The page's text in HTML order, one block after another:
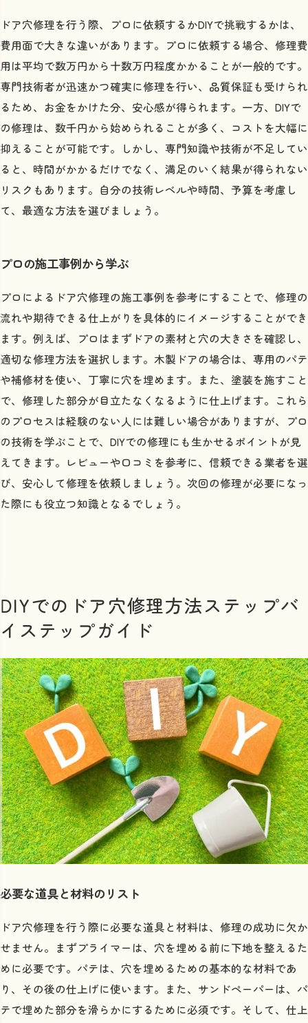
ドア穴修理を行う際、プロに依頼するかDIYで挑戦するかは、
費用面で大きな違いがあります。プロに依頼する場合、修理費
用は平均で数万円から十数万円程度かかることが一般的です。
専門技術者が迅速かつ確実に修理を行い、品質保証も受けられ
るため、お金をかけた分、安心感が得られます。一方、DIYで
の修理は、数千円から始められることが多く、コストを大幅に
抑えることが可能です。しかし、専門知識や技術が不足してい
ると、時間がかかるだけでなく、満足のいく結果が得られない
リスクもあります。自分の技術レベルや時間、予算を考慮し
て、最適な方法を選びましょう。
プロの施工事例から学ぶ
プロによるドア穴修理の施工事例を参考にすることで、修理の
流れや期待できる仕上がりを具体的にイメージすることができ
ます。例えば、プロはまずドアの素材と穴の大きさを確認し、
適切な修理方法を選択します。木製ドアの場合は、専用のパテ
や補修材を使い、丁寧に穴を埋めます。また、塗装を施すこと
で、修理した部分が目立たなくなるように仕上げます。これら
のプロセスは経験のない人には難しい場合がありますが、プロ
の技術を学ぶことで、DIYでの修理にも生かせるポイントが見
えてきます。レビューや口コミを参考に、信頼できる業者を選
び、安心して修理を依頼しましょう。次回の修理が必要になっ
た際にも役立つ知識となるでしょう。
DIYでのドア穴修理方法ステップバ
イステップガイド
必要な道具と材料のリスト
ドア穴修理を行う際に必要な道具と材料は、修理の成功に欠か
せません。まずプライマーは、穴を埋める前に下地を整えるた
めに必要です。パテは、穴を埋めるための基本的な材料であ
り、その後の仕上げに使います。また、サンドペーパーは、パ
テで埋めた部分を滑らかにするために必須です。そして、仕上